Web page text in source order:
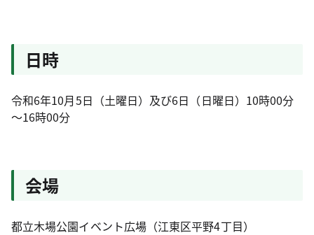
日時
令和6年10月5日（土曜日）及び6日（日曜日）10時00分
～16時00分
会場
都立木場公園イベント広場（江東区平野4丁目）